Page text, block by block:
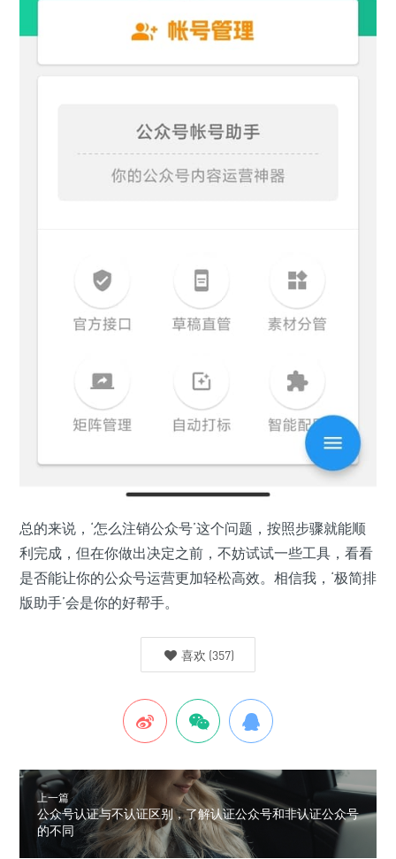
总的来说，‘怎么注销公众号’这个问题，按照步骤就能顺
利完成，但在你做出决定之前，不妨试试一些工具，看看
是否能让你的公众号运营更加轻松高效。相信我，‘极简排
版助手’会是你的好帮手。
喜欢 (357)
上一篇
公众号认证与不认证区别，了解认证公众号和非认证公众号
的不同